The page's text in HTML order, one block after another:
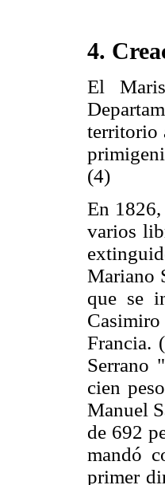
4.
El
territorio
(4)
En
varios
Mariano
que se
Francia.
Serrano
cien
Manuel
de 692
mandó
primer